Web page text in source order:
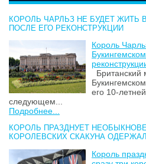
КОРОЛЬ ЧАРЛЬЗ НЕ БУДЕТ ЖИТЬ
ПОСЛЕ ЕГО РЕКОНСТРУКЦИИ
Король
Британский
его 10-
следующем...
Подробнее...
КОРОЛЬ ПРАЗДНУЕТ
КОРОЛЕВСКИХ СКАКУНА
Король